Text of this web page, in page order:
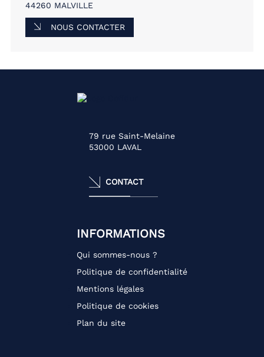
44260 MALVILLE
NOUS CONTACTER
79 rue Saint-Melaine
53000 LAVAL
CONTACT
INFORMATIONS
Qui sommes-nous ?
Politique de confidentialité
Mentions légales
Politique de cookies
Plan du site